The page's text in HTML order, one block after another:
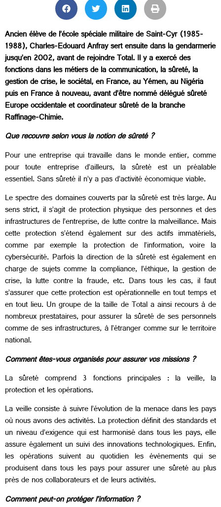
Ancien élève de l’école spéciale militaire de Saint-Cyr (1985-
1988), Charles-Edouard Anfray sert ensuite dans la gendarmerie
jusqu’en 2002, avant de rejoindre Total. Il y a exercé des
fonctions dans les métiers de la communication, la sûreté, la
gestion de crise, le sociétal, en France, au Yémen, au Nigéria
puis en France à nouveau, avant d’être nommé délégué sûreté
Europe occidentale et coordinateur sûreté de la branche
Raffinage-Chimie.
Que recouvre selon vous la notion de sûreté ?
Pour une entreprise qui travaille dans le monde entier, comme
pour toute entreprise d’ailleurs, la sûreté est un préalable
essentiel. Sans sûreté il n’y a pas d’activité économique viable.
Le spectre des domaines couverts par la sûreté est très large. Au
sens strict, il s’agit de protection physique des personnes et des
infrastructures de l’entreprise, de lutte contre la malveillance. Mais
cette protection s’étend également sur des actifs immatériels,
comme par exemple la protection de l’information, voire la
cybersécurité. Parfois la direction de la sûreté est également en
charge de sujets comme la compliance, l’éthique, la gestion de
crise, la lutte contre la fraude, etc. Dans tous les cas, il faut
s’assurer que cette protection est opérationnelle en tout temps et
en tout lieu. Un groupe de la taille de Total a ainsi recours à de
nombreux prestataires, pour assurer la sûreté de ses personnels
comme de ses infrastructures, à l’étranger comme sur le territoire
national.
Comment êtes-vous organisés pour assurer vos missions ?
La sûreté comprend 3 fonctions principales : la veille, la
protection et les opérations.
La veille consiste à suivre l’évolution de la menace dans les pays
où nous avons des activités. La protection définit des standards et
un niveau d’exigence qui est harmonisé dans tous les pays, elle
assure également un suivi des innovations technologiques. Enfin,
les opérations suivent au quotidien les événements qui se
produisent dans tous les pays pour assurer une sûreté au plus
près de nos collaborateurs et de leurs activités.
Comment peut-on protéger l’information ?